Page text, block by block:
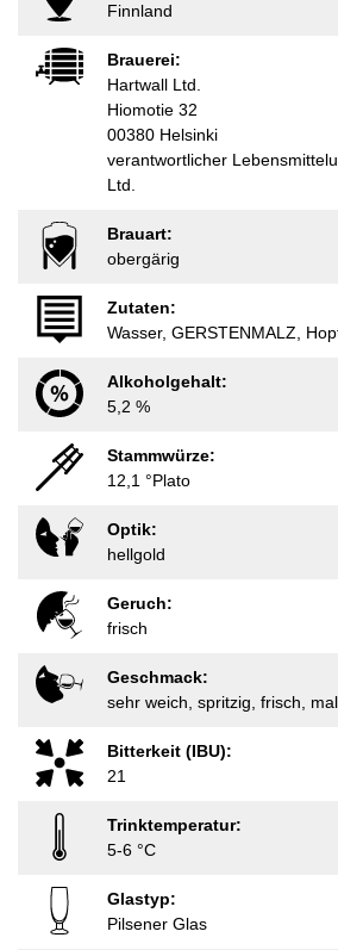
Finnland
Brauerei:
Hartwall Ltd.
Hiomotie 32
00380 Helsinki
verantwortlicher
Ltd.
Brauart:
obergärig
Zutaten:
Wasser, GERSTENMALZ,
Alkoholgehalt:
5,2 %
Stammwürze:
12,1 °Plato
Optik:
hellgold
Geruch:
frisch
Geschmack:
sehr weich, spritzig, frisch,
Bitterkeit (IBU):
21
Trinktemperatur:
5-6 °C
Glastyp:
Pilsener Glas